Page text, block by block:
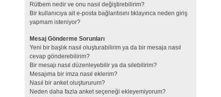
Rütbem nedir ve onu nasıl değiştirebilirim?
Bir kullanıcıya ait e-posta bağlantısını tıklayınca neden giriş
yapmam isteniyor?
Mesaj Gönderme Sorunları
Yeni bir başlık nasıl oluşturabilirim ya da bir mesaja nasıl
cevap gönderebilirim?
Bir mesajı nasıl düzenleyebilir ya da silebilirim?
Mesajıma bir imza nasıl eklerim?
Nasıl bir anket oluştururum?
Neden daha fazla anket seçeneği ekleyemiyorum?